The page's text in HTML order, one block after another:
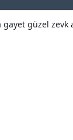
gayet güzel